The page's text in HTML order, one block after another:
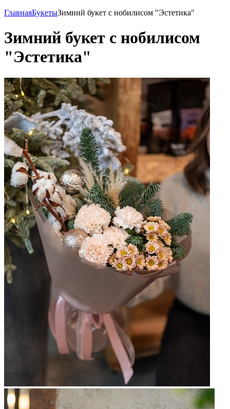
ГлавнаяБукетыЗимний букет с нобилисом "Эстетика"
Зимний букет с нобилисом
"Эстетика"